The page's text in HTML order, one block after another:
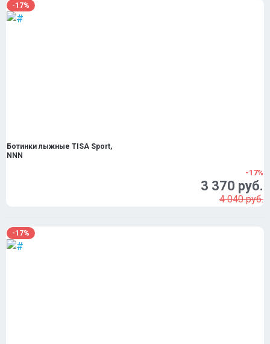
-17%
Ботинки лыжные TISA Sport,
NNN
-17%
3 370 руб.
4 040 руб.
-17%